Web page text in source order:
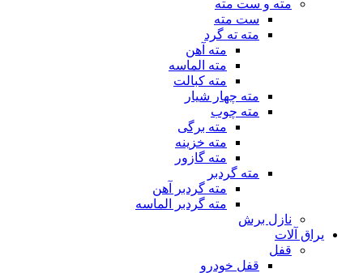
مته و ست مته
ست مته
مته ته گرد
مته آهن
مته الماسه
مته کبالت
مته چهار شیار
مته چوب
مته برگی
مته خزینه
مته گازور
مته گردبر
مته گردبر آهن
مته گردبر الماسه
نازل برش
یراق آلات
قفل
قفل خودرو